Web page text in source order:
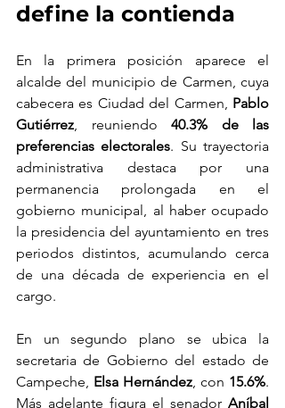
define la contienda
En la primera posición aparece el
alcalde del municipio de Carmen, cuya
cabecera es Ciudad del Carmen, Pablo
Gutiérrez, reuniendo 40.3% de las
preferencias electorales. Su trayectoria
administrativa destaca por una
permanencia prolongada en el
gobierno municipal, al haber ocupado
la presidencia del ayuntamiento en tres
periodos distintos, acumulando cerca
de una década de experiencia en el
cargo.
En un segundo plano se ubica la
secretaria de Gobierno del estado de
Campeche, Elsa Hernández, con 15.6%.
Más adelante figura el senador Aníbal